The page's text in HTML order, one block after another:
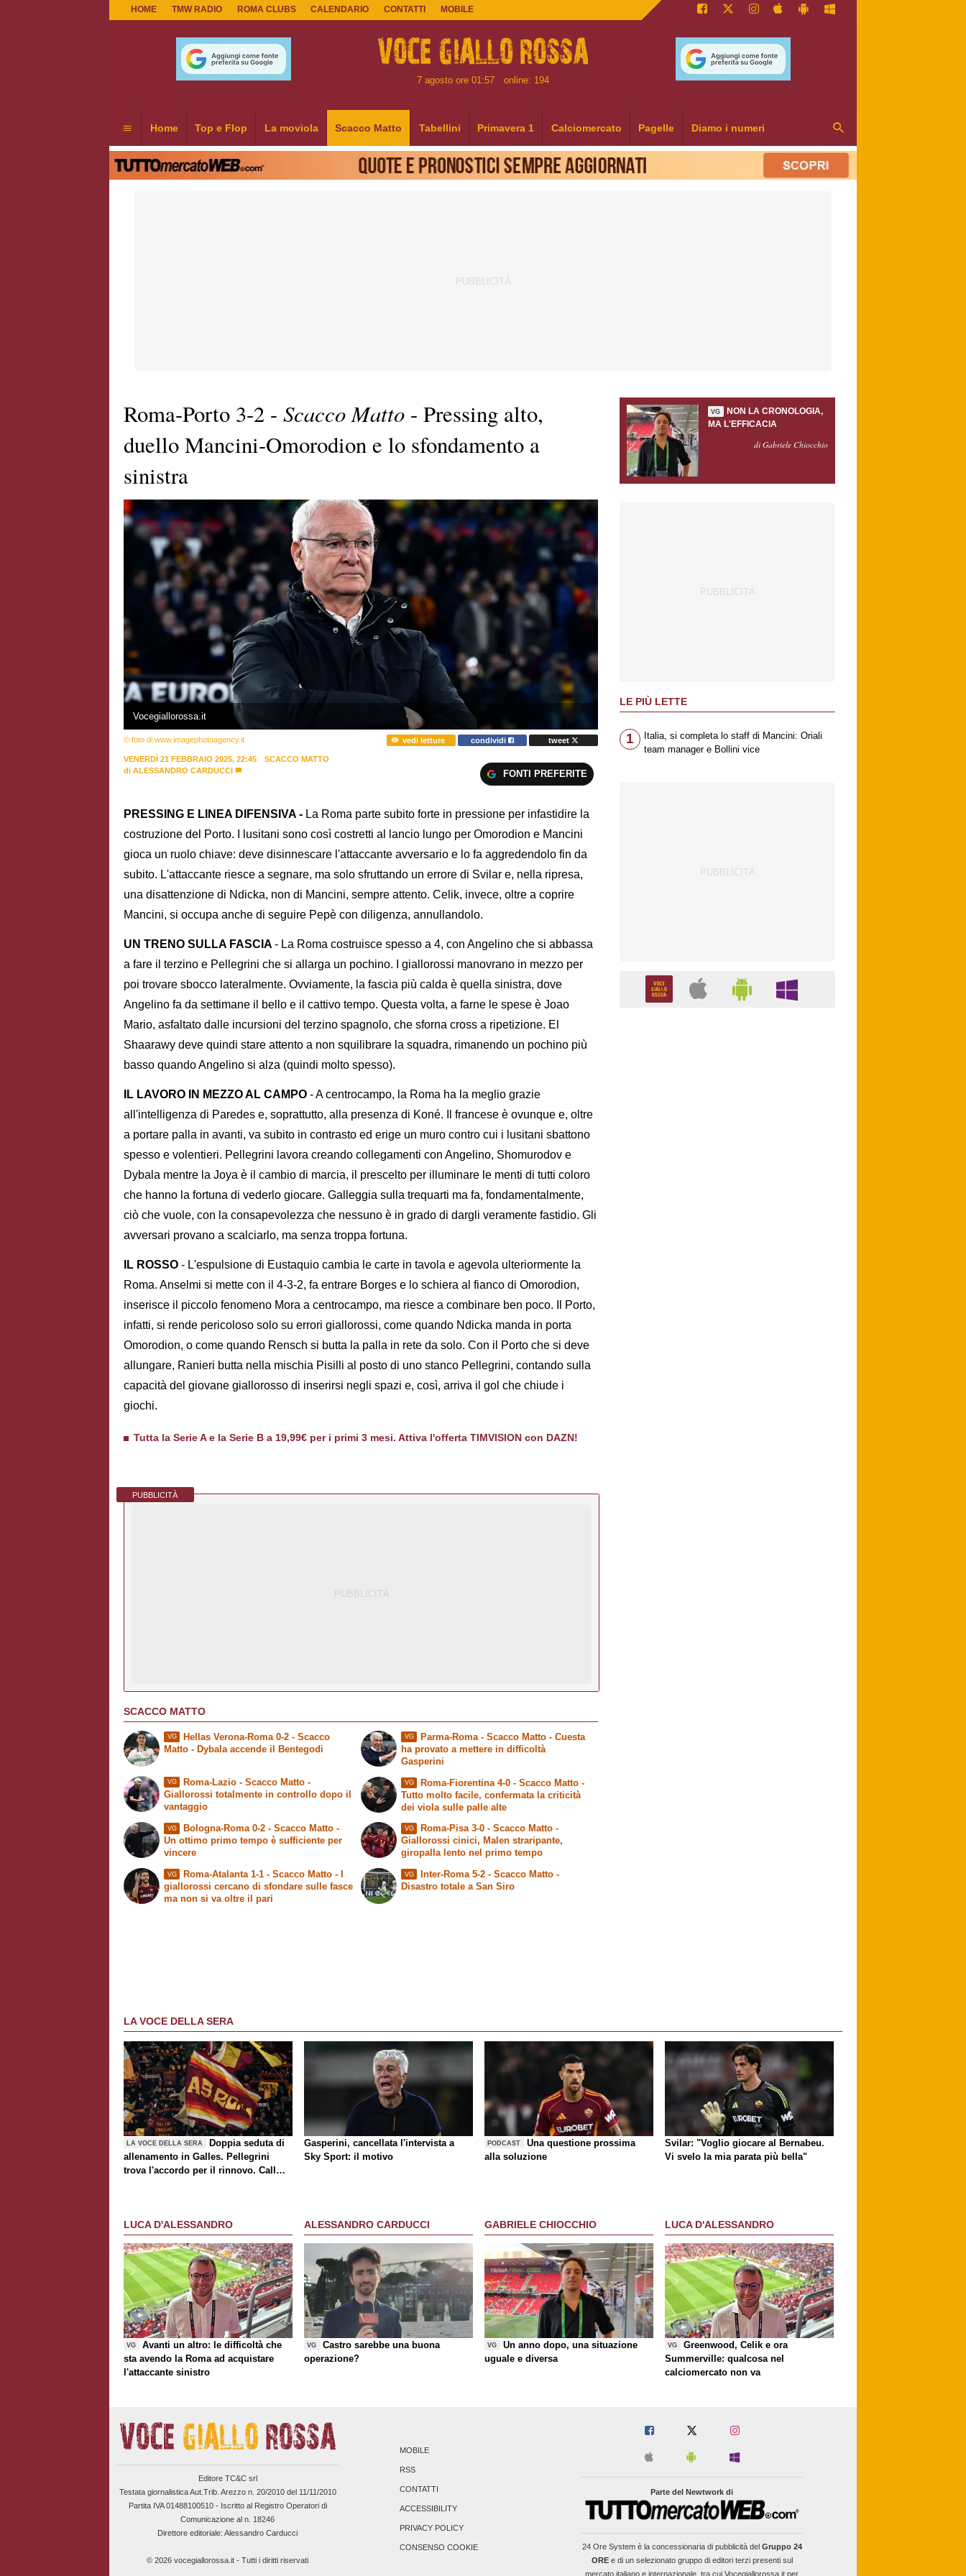
HOME TMW RADIO ROMA CLUBS CALENDARIO CONTATTI MOBILE
7 agosto ore 01:57 online: 194
Home Top e Flop La moviola Scacco Matto Tabellini Primavera 1 Calciomercato Pagelle Diamo i numeri
Roma-Porto 3-2 - Scacco Matto - Pressing alto,
duello Mancini-Omorodion e lo sfondamento a
sinistra
Vocegiallorossa.it
© foto di www.imagephotoagency.it vedi letture condividi tweet
VENERDÌ 21 FEBBRAIO 2025, 22:45
SCACCO MATTO
di ALESSANDRO CARDUCCI FONTI PREFERITE
PRESSING E LINEA DIFENSIVA - La Roma parte subito forte in pressione per infastidire la
costruzione del Porto. I lusitani sono così costretti al lancio lungo per Omorodion e Mancini
gioca un ruolo chiave: deve disinnescare l'attaccante avversario e lo fa aggredendolo fin da
subito. L'attaccante riesce a segnare, ma solo sfruttando un errore di Svilar e, nella ripresa,
una disattenzione di Ndicka, non di Mancini, sempre attento. Celik, invece, oltre a coprire
Mancini, si occupa anche di seguire Pepè con diligenza, annullandolo.
UN TRENO SULLA FASCIA - La Roma costruisce spesso a 4, con Angelino che si abbassa
a fare il terzino e Pellegrini che si allarga un pochino. I giallorossi manovrano in mezzo per
poi trovare sbocco lateralmente. Ovviamente, la fascia più calda è quella sinistra, dove
Angelino fa da settimane il bello e il cattivo tempo. Questa volta, a farne le spese è Joao
Mario, asfaltato dalle incursioni del terzino spagnolo, che sforna cross a ripetizione. El
Shaarawy deve quindi stare attento a non squilibrare la squadra, rimanendo un pochino più
basso quando Angelino si alza (quindi molto spesso).
IL LAVORO IN MEZZO AL CAMPO - A centrocampo, la Roma ha la meglio grazie
all'intelligenza di Paredes e, soprattutto, alla presenza di Koné. Il francese è ovunque e, oltre
a portare palla in avanti, va subito in contrasto ed erige un muro contro cui i lusitani sbattono
spesso e volentieri. Pellegrini lavora creando collegamenti con Angelino, Shomurodov e
Dybala mentre la Joya è il cambio di marcia, il prescelto per illuminare le menti di tutti coloro
che hanno la fortuna di vederlo giocare. Galleggia sulla trequarti ma fa, fondamentalmente,
ciò che vuole, con la consapevolezza che nessuno è in grado di dargli veramente fastidio. Gli
avversari provano a scalciarlo, ma senza troppa fortuna.
IL ROSSO - L'espulsione di Eustaquio cambia le carte in tavola e agevola ulteriormente la
Roma. Anselmi si mette con il 4-3-2, fa entrare Borges e lo schiera al fianco di Omorodion,
inserisce il piccolo fenomeno Mora a centrocampo, ma riesce a combinare ben poco. Il Porto,
infatti, si rende pericoloso solo su errori giallorossi, come quando Ndicka manda in porta
Omorodion, o come quando Rensch si butta la palla in rete da solo. Con il Porto che si deve
allungare, Ranieri butta nella mischia Pisilli al posto di uno stanco Pellegrini, contando sulla
capacità del giovane giallorosso di inserirsi negli spazi e, così, arriva il gol che chiude i
giochi.
Tutta la Serie A e la Serie B a 19,99€ per i primi 3 mesi. Attiva l'offerta TIMVISION con DAZN!
PUBBLICITÀ
SCACCO MATTO
VG Hellas Verona-Roma 0-2 - Scacco
Matto - Dybala accende il Bentegodi
VG Roma-Lazio - Scacco Matto-
Giallorossi totalmente in controllo dopo il
vantaggio
VG Parma-Roma - Scacco Matto- Cuesta
ha provato a mettere in difficoltà
Gasperini
VG Roma-Fiorentina 4-0 - Scacco Matto-
Tutto molto facile, confermata la criticità
dei viola sulle palle alte
VG Bologna-Roma 0-2 - Scacco Matto-
Un ottimo primo tempo è sufficiente per
vincere
VG Roma-Atalanta 1-1 - Scacco Matto- I
giallorossi cercano di sfondare sulle fasce
ma non si va oltre il pari
VG Roma-Pisa 3-0 - Scacco Matto-
Giallorossi cinici, Malen straripante,
giropalla lento nel primo tempo
VG Inter-Roma 5-2 - Scacco Matto-
Disastro totale a San Siro
VG
NON LA CRONOLOGIA,
MA L'EFFICACIA
di Gabriele Chiocchio
LE PIÙ LETTE
1
Italia, si completa lo staff di Mancini: Oriali
team manager e Bollini vice
LA VOCE DELLA SERA
LA VOCE DELLA SERA
Doppia seduta di
allenamento in Galles. Pellegrini
trova l'accordo per il rinnovo. Call
Gasperini, cancellata l'intervista a
Sky Sport: il motivo
PODCAST
Una questione prossima
alla soluzione
Svilar: "Voglio giocare al Bernabeu.
Vi svelo la mia parata più bella"
LUCA D'ALESSANDRO
VG
Avanti un altro: le difficoltà che
sta avendo la Roma ad acquistare
l'attaccante sinistro
ALESSANDRO CARDUCCI
VG
Castro sarebbe una buona
operazione?
GABRIELE CHIOCCHIO
VG
Un anno dopo, una situazione
uguale e diversa
LUCA D'ALESSANDRO
VG
Greenwood, Celik e ora
Summerville: qualcosa nel
calciomercato non va
Editore TC&C srl
Testata giornalistica Aut.Trib. Arezzo n. 20/2010 del 11/11/2010
Partita IVA 01488100510 - Iscritto al Registro Operatori di
Comunicazione al n. 18246
Direttore editoriale: Alessandro Carducci
© 2026 vocegiallorossa.it - Tutti i diritti riservati
MOBILE
RSS
CONTATTI
ACCESSIBILITY
PRIVACY POLICY
CONSENSO COOKIE
Parte del Newtwork di
24 Ore Systemè la concessionaria di pubblicità del Gruppo 24
OREe di un selezionato gruppo di editori terzi presenti sul
mercato italiano e internazionale, tra cui Vocegiallorossa.it per